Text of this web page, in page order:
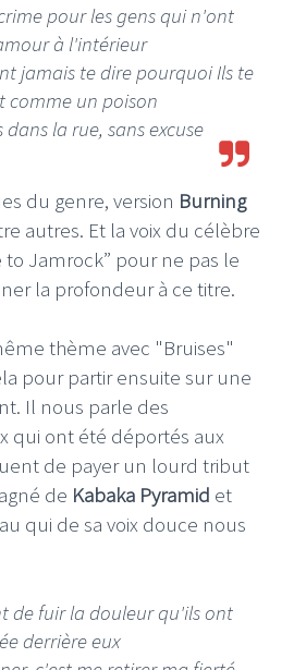
pour les gens qui n'ont
à l'intérieur
jamais te dire pourquoi Ils te
comme un poison
la rue, sans excuse
du genre, version Burning
autres. Et la voix du célèbre
Jamrock” pour ne pas le
la profondeur à ce titre.
thème avec "Bruises"
pour partir ensuite sur une
Il nous parle des
qui ont été déportés aux
de payer un lourd tribut
de Kabaka Pyramid et
qui de sa voix douce nous
de fuir la douleur qu'ils ont
derrière eux